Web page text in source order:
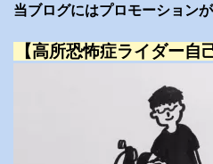
当ブログにはプロモーション
【高所恐怖症ライダー自